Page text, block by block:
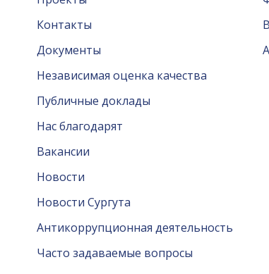
Контакты
Документы
Независимая оценка качества
Публичные доклады
Нас благодарят
Вакансии
Новости
Новости Сургута
Антикоррупционная деятельность
Часто задаваемые вопросы